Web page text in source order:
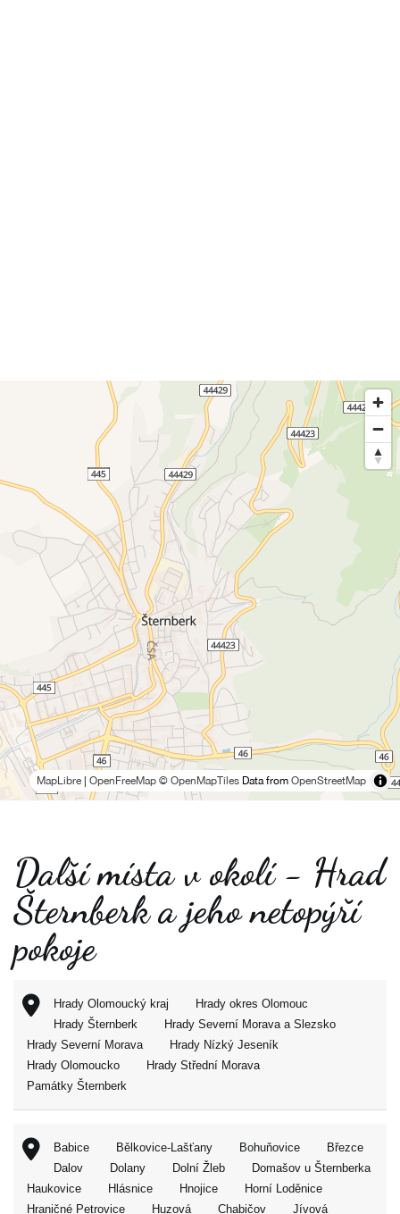
MapLibre OpenFreeMap © OpenMapTiles Data from OpenStreetMap
Další místa v okolí - Hrad
Šternberk a jeho netopýří
pokoje
Hrady Olomoucký kraj
Hrady okres Olomouc
Hrady Šternberk
Hrady Severní Morava a Slezsko
Hrady Severní Morava
Hrady Nízký Jeseník
Hrady Olomoucko
Hrady Střední Morava
Památky Šternberk
Babice Bělkovice-Lašťany Bohuňovice
Březce
Dalov
Dolany Dolní Žleb
Domašov u Šternberka
Haukovice
Hlásnice Hnojice
Horní Loděnice
Hraničné Petrovice
Huzová Chabičov Jívová